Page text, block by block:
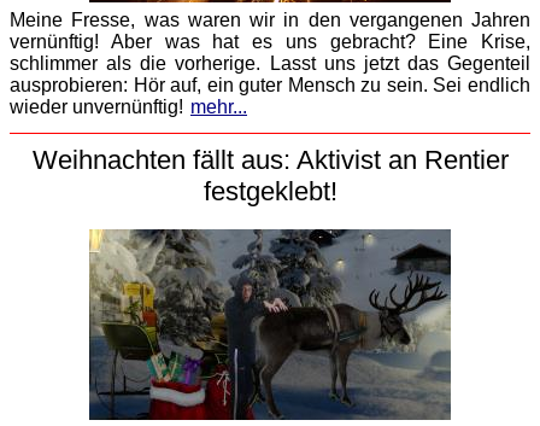
Meine Fresse, was waren wir in den vergangenen Jahren
vernünftig! Aber was hat es uns gebracht? Eine Krise,
schlimmer als die vorherige. Lasst uns jetzt das Gegenteil
ausprobieren: Hör auf, ein guter Mensch zu sein. Sei endlich
wieder unvernünftig! mehr...
Weihnachten fällt aus: Aktivist an Rentier
festgeklebt!